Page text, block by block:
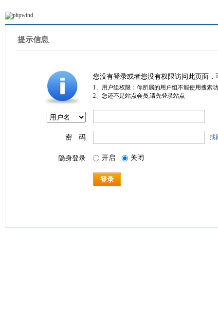
提示信息
您没有登录或者您没有权限访问此页面
1、用户组权限：你所属的用户组不能使用搜索
2、您还不是站点会员,请先登录站点
密 码 找
隐身登录 开启 关闭
登录